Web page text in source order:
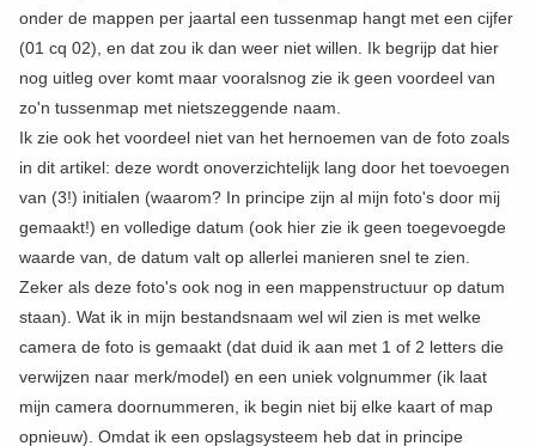
onder de mappen per jaartal een tussenmap hangt met een cijfer
(01 cq 02), en dat zou ik dan weer niet willen. Ik begrijp dat hier
nog uitleg over komt maar vooralsnog zie ik geen voordeel van
zo'n tussenmap met nietszeggende naam.
Ik zie ook het voordeel niet van het hernoemen van de foto zoals
in dit artikel: deze wordt onoverzichtelijk lang door het toevoegen
van (3!) initialen (waarom? In principe zijn al mijn foto's door mij
gemaakt!) en volledige datum (ook hier zie ik geen toegevoegde
waarde van, de datum valt op allerlei manieren snel te zien.
Zeker als deze foto's ook nog in een mappenstructuur op datum
staan). Wat ik in mijn bestandsnaam wel wil zien is met welke
camera de foto is gemaakt (dat duid ik aan met 1 of 2 letters die
verwijzen naar merk/model) en een uniek volgnummer (ik laat
mijn camera doornummeren, ik begin niet bij elke kaart of map
opnieuw). Omdat ik een opslagsysteem heb dat in principe